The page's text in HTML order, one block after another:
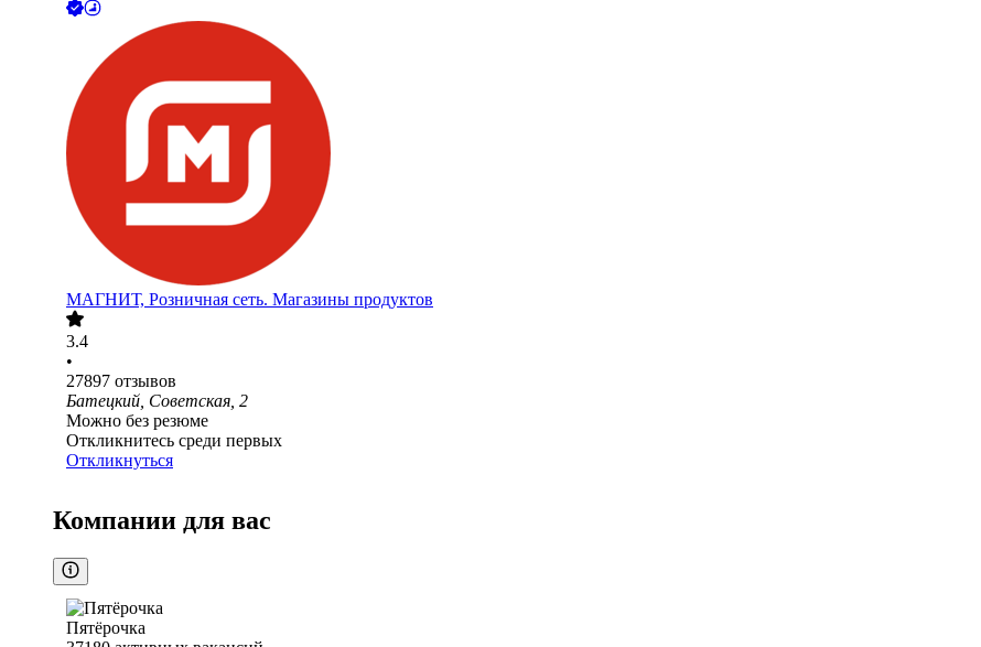
МАГНИТ, Розничная сеть. Магазины продуктов
3.4
•
27897 отзывов
Батецкий, Советская, 2
Можно без резюме
Откликнитесь среди первых
Откликнуться
Компании для вас
Пятёрочка